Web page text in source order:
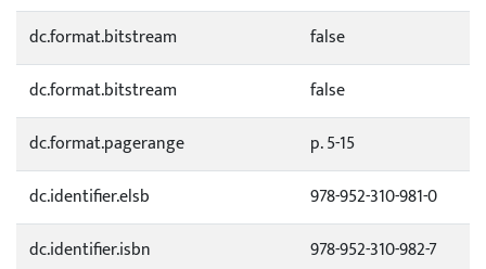
dc.format.bitstream
false
dc.format.bitstream
false
dc.format.pagerange
p. 5-15
dc.identifier.elsb
978-952-310-981-0
dc.identifier.isbn
978-952-310-982-7